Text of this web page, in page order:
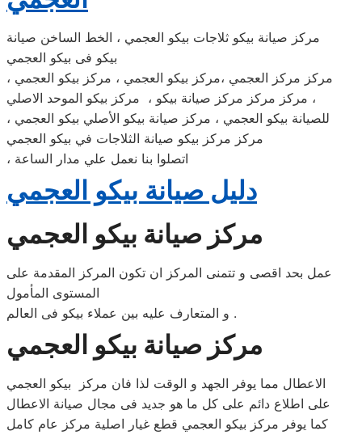
مركز صيانة بيكو ثلاجات بيكو العجمي ، الخط الساخن صيانة
بيكو فى بيكو العجمي
، مركز مركز العجمي ،مركز بيكو العجمي ، مركز بيكو العجمي
، مركز مركز مركز صيانة بيكو ، مركز بيكو الموحد الاصلي
للصيانة بيكو العجمي ، مركز صيانة بيكو الأصلي بيكو العجمي ،
مركز مركز بيكو صيانة الثلاجات في بيكو العجمي
، اتصلوا بنا نعمل علي مدار الساعة
دليل صيانة بيكو العجمي
مركز صيانة بيكو العجمي
عمل بحد اقصى و تتمنى المركز ان تكون المركز المقدمة على
المستوى المأمول
و المتعارف عليه بين عملاء بيكو فى العالم .
مركز صيانة بيكو العجمي
الاعطال مما يوفر الجهد و الوقت لذا فان مركز بيكو العجمي
على اطلاع دائم على كل ما هو جديد فى مجال صيانة الاعطال
كما يوفر مركز بيكو العجمي قطع غيار اصلية مركز عام كامل